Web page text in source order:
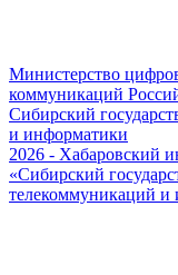
Министерство
коммуникаций
Сибирский
и информатики
2026 - Хабаровский
«Сибирский
телекоммуникаций и